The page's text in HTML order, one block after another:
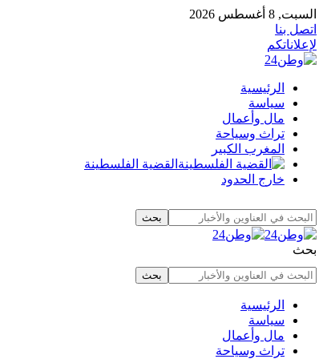
السبت, 8 أغسطس 2026
اتصل بنا
لإعلاناتكم
الرئيسية
سياسة
مال وأعمال
تراث وسياحة
المغرب الكبير
القضية الفلسطينة
خارج الحدود
بحث
الرئيسية
سياسة
مال وأعمال
تراث وسياحة